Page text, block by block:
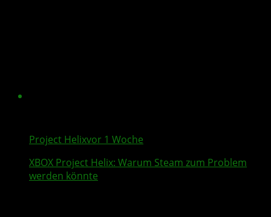
Project Helixvor 1 Woche
XBOX Project Helix: Warum Steam zum Problem
werden könnte